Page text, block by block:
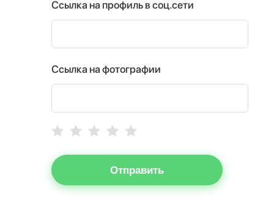
Ссылка на профиль в соц.сети
Ссылка на фотографии
Отправить